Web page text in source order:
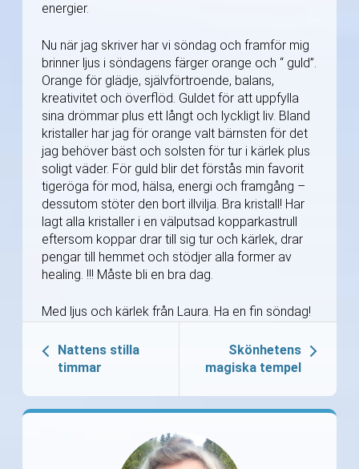
energier.
Nu när jag skriver har vi söndag och framför mig
brinner ljus i söndagens färger orange och “ guld”.
Orange för glädje, självförtroende, balans,
kreativitet och överflöd. Guldet för att uppfylla
sina drömmar plus ett långt och lyckligt liv. Bland
kristaller har jag för orange valt bärnsten för det
jag behöver bäst och solsten för tur i kärlek plus
soligt väder. För guld blir det förstås min favorit
tigeröga för mod, hälsa, energi och framgång –
dessutom stöter den bort illvilja. Bra kristall! Har
lagt alla kristaller i en välputsad kopparkastrull
eftersom koppar drar till sig tur och kärlek, drar
pengar till hemmet och stödjer alla former av
healing. !!! Måste bli en bra dag.
Med ljus och kärlek från Laura. Ha en fin söndag!
Nattens stilla
timmar
Skönhetens
magiska tempel